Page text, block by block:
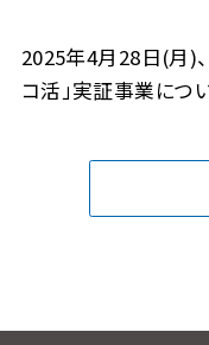
2025年4月28日(月)
コ活」実証事業につ